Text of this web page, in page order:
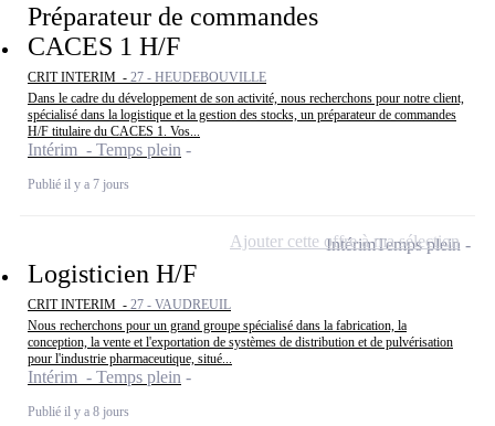
Préparateur de commandes
CACES 1 H/F
CRIT INTERIM - 27 - HEUDEBOUVILLE
Dans le cadre du développement de son activité, nous recherchons pour notre client,
spécialisé dans la logistique et la gestion des stocks, un préparateur de commandes
H/F titulaire du CACES 1. Vos...
Intérim - Temps plein
Publié il y a 7 jours
Logisticien H/F
CRIT INTERIM - 27 - VAUDREUIL
Nous recherchons pour un grand groupe spécialisé dans la fabrication, la
conception, la vente et l'exportation de systèmes de distribution et de pulvérisation
pour l'industrie pharmaceutique, situé...
Intérim - Temps plein
Publié il y a 8 jours
IntérimTemps plein
Ajouter cette offre à ma sélection